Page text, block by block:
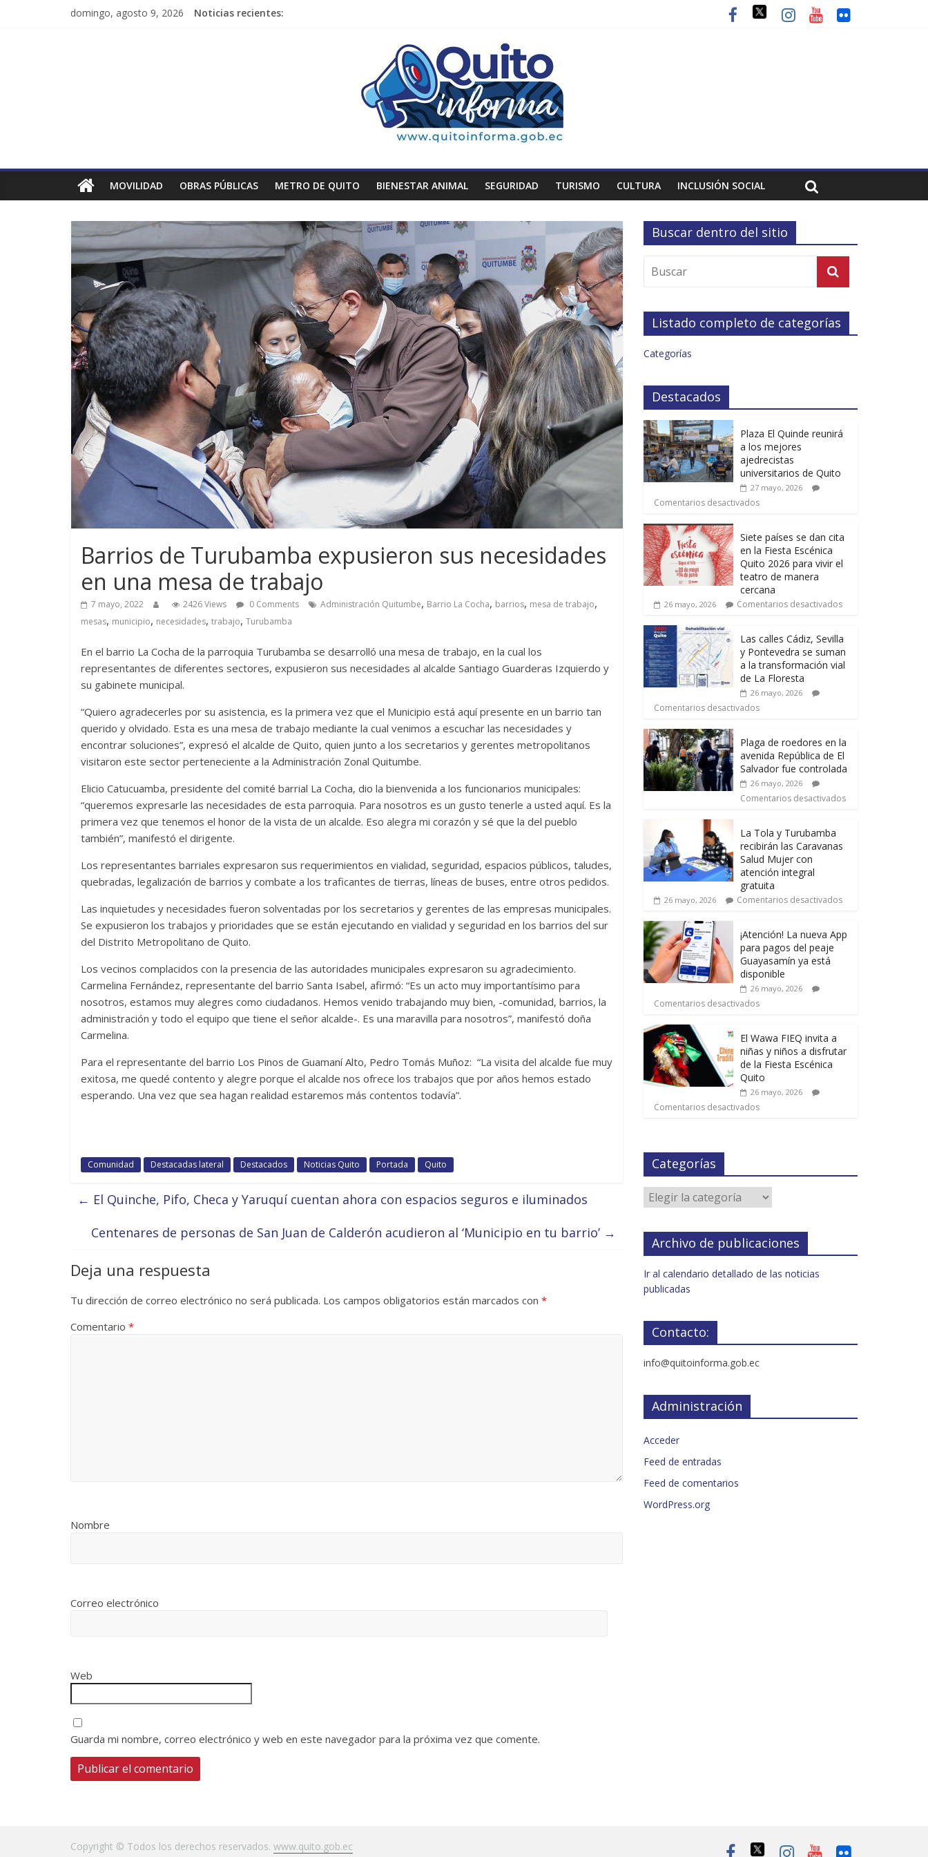
domingo, agosto 9, 2026 Noticias recientes:
MOVILIDAD OBRAS PÚBLICAS METRO DE QUITO BIENESTAR ANIMAL SEGURIDAD TURISMO CULTURA INCLUSIÓN SOCIAL
Barrios de Turubamba expusieron sus necesidades
en una mesa de trabajo
7 mayo, 2022 2426 Views 0 Comments Administración Quitumbe, Barrio La Cocha, barrios, mesa de trabajo,
mesas, municipio, necesidades, trabajo, Turubamba
En el barrio La Cocha de la parroquia Turubamba se desarrolló una mesa de trabajo, en la cual los
representantes de diferentes sectores, expusieron sus necesidades al alcalde Santiago Guarderas Izquierdo y
su gabinete municipal.
“Quiero agradecerles por su asistencia, es la primera vez que el Municipio está aquí presente en un barrio tan
querido y olvidado. Esta es una mesa de trabajo mediante la cual venimos a escuchar las necesidades y
encontrar soluciones”, expresó el alcalde de Quito, quien junto a los secretarios y gerentes metropolitanos
visitaron este sector perteneciente a la Administración Zonal Quitumbe.
Elicio Catucuamba, presidente del comité barrial La Cocha, dio la bienvenida a los funcionarios municipales:
“queremos expresarle las necesidades de esta parroquia. Para nosotros es un gusto tenerle a usted aquí. Es la
primera vez que tenemos el honor de la vista de un alcalde. Eso alegra mi corazón y sé que la del pueblo
también”, manifestó el dirigente.
Los representantes barriales expresaron sus requerimientos en vialidad, seguridad, espacios públicos, taludes,
quebradas, legalización de barrios y combate a los traficantes de tierras, líneas de buses, entre otros pedidos.
Las inquietudes y necesidades fueron solventadas por los secretarios y gerentes de las empresas municipales.
Se expusieron los trabajos y prioridades que se están ejecutando en vialidad y seguridad en los barrios del sur
del Distrito Metropolitano de Quito.
Los vecinos complacidos con la presencia de las autoridades municipales expresaron su agradecimiento.
Carmelina Fernández, representante del barrio Santa Isabel, afirmó: “Es un acto muy importantísimo para
nosotros, estamos muy alegres como ciudadanos. Hemos venido trabajando muy bien, -comunidad, barrios, la
administración y todo el equipo que tiene el señor alcalde-. Es una maravilla para nosotros”, manifestó doña
Carmelina.
Para el representante del barrio Los Pinos de Guamaní Alto, Pedro Tomás Muñoz: “La visita del alcalde fue muy
exitosa, me quedé contento y alegre porque el alcalde nos ofrece los trabajos que por años hemos estado
esperando. Una vez que sea hagan realidad estaremos más contentos todavía”.
Comunidad Destacadas lateral Destacados Noticias Quito Portada Quito
← El Quinche, Pifo, Checa y Yaruquí cuentan ahora con espacios seguros e iluminados
Centenares de personas de San Juan de Calderón acudieron al ‘Municipio en tu barrio’ →
Deja una respuesta
Tu dirección de correo electrónico no será publicada. Los campos obligatorios están marcados con *
Comentario *
Nombre
Correo electrónico
Web
Guarda mi nombre, correo electrónico y web en este navegador para la próxima vez que comente.
Buscar dentro del sitio
Listado completo de categorías
Categorías
Destacados
Plaza El Quinde reunirá
a los mejores
ajedrecistas
universitarios de Quito
27 mayo, 2026
Comentarios desactivados
Siete países se dan cita
en la Fiesta Escénica
Quito 2026 para vivir el
teatro de manera
cercana
26 mayo, 2026 Comentarios desactivados
Las calles Cádiz, Sevilla
y Pontevedra se suman
a la transformación vial
de La Floresta
26 mayo, 2026
Comentarios desactivados
Plaga de roedores en la
avenida República de El
Salvador fue controlada
26 mayo, 2026
Comentarios desactivados
La Tola y Turubamba
recibirán las Caravanas
Salud Mujer con
atención integral
gratuita
26 mayo, 2026 Comentarios desactivados
¡Atención! La nueva App
para pagos del peaje
Guayasamín ya está
disponible
26 mayo, 2026
Comentarios desactivados
El Wawa FIEQ invita a
niñas y niños a disfrutar
de la Fiesta Escénica
Quito
26 mayo, 2026
Comentarios desactivados
Categorías
Archivo de publicaciones
Ir al calendario detallado de las noticias
publicadas
Contacto:
info@quitoinforma.gob.ec
Administración
Acceder
Feed de entradas
Feed de comentarios
WordPress.org
Copyright © Todos los derechos reservados. www.quito.gob.ec